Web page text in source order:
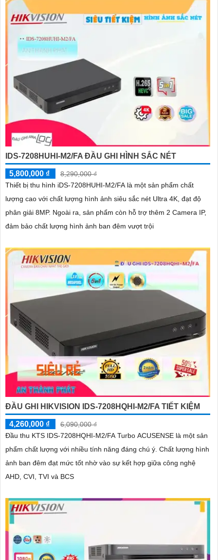
IDS-7208HUHI-M2/FA ĐẦU GHI HÌNH SẮC NÉT
5,800,000 ₫
8,290,000 ₫
Thiết bị thu hình iDS-7208HUHI-M2/FA là một sản phẩm chất
lượng cao với chất lượng hình ảnh siêu sắc nét Ultra 4K, đạt độ
phân giải 8MP. Ngoài ra, sản phẩm còn hỗ trợ thêm 2 Camera IP,
đảm bảo chất lượng hình ảnh ban đêm vượt trội
ĐẦU GHI HIKVISION IDS-7208HQHI-M2/FA TIẾT KIỆM
4,260,000 ₫
6,090,000 ₫
Đầu thu KTS IDS-7208HQHI-M2/FA Turbo ACUSENSE là một sản
phẩm chất lượng với nhiều tính năng đáng chú ý. Chất lượng hình
ảnh ban đêm đạt mức tốt nhờ vào sự kết hợp giữa công nghệ
AHD, CVI, TVI và BCS